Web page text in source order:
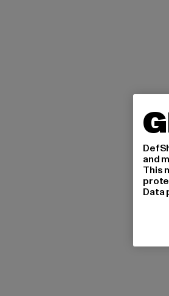
and
This
Data